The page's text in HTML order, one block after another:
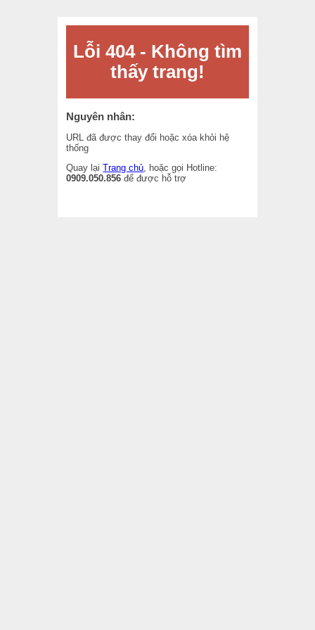
Lỗi 404 - Không tìm
thấy trang!
Nguyên nhân:
URL đã được thay đổi hoặc xóa khỏi hệ
thống
Quay lạiTrang chủ , hoặc gọi Hotline:
0909.050.856 để được hỗ trợ